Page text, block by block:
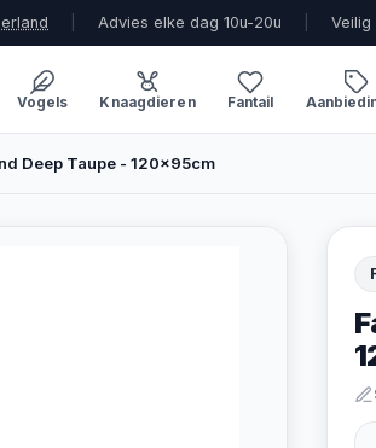
Advies elke dag 10u-20u Veilig
Vogels Knaagdieren Fantail
Deep Taupe - 120x95cm